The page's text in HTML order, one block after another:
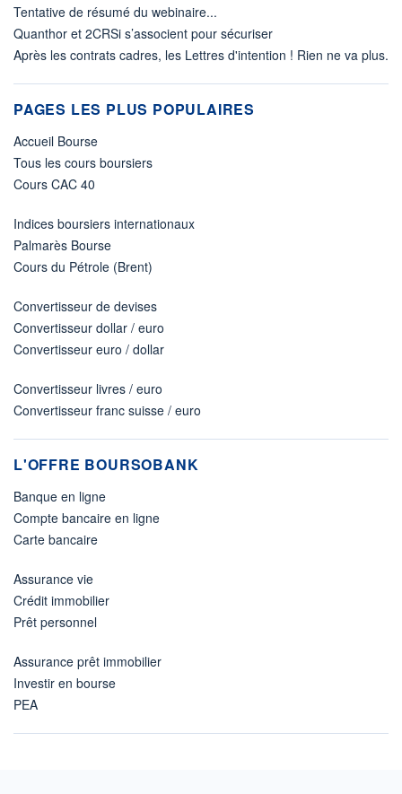
Tentative de résumé du webinaire...
Quanthor et 2CRSi s’associent pour sécuriser
Après les contrats cadres, les Lettres d'intention ! Rien ne va plus.
PAGES LES PLUS POPULAIRES
Accueil Bourse
Tous les cours boursiers
Cours CAC 40
Indices boursiers internationaux
Palmarès Bourse
Cours du Pétrole (Brent)
Convertisseur de devises
Convertisseur dollar / euro
Convertisseur euro / dollar
Convertisseur livres / euro
Convertisseur franc suisse / euro
L'OFFRE BOURSOBANK
Banque en ligne
Compte bancaire en ligne
Carte bancaire
Assurance vie
Crédit immobilier
Prêt personnel
Assurance prêt immobilier
Investir en bourse
PEA